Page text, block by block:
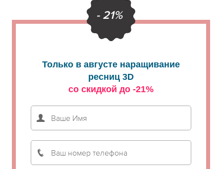
- 21%
Только в августе наращивание
ресниц 3D
со скидкой до -21%